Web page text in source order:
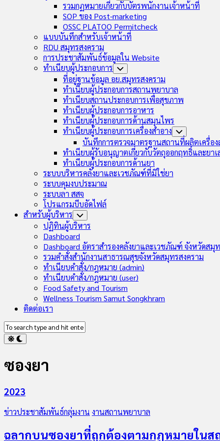
Child
Menu
รวมกฏหมายเกี่ยวกับบัตรพนักงานเจ้าหน้าที่
SOP ของ Post-marketing
OSSC PLATOO Permitcheck
แบบบันทึกสำหรับเจ้าหน้าที่
RDU สมุทรสงคราม
การประชาสัมพันธ์ข้อมูลใน Website
ทำเนียบผู้ประกอบการ Toggle
Child
Menu
ที่อยู่ฐานข้อมูล อย.สมุทรสงคราม
ทำเนียบผู้ประกอบการสถานพยาบาล
ทำเนียบสถานประกอบการเพื่อสุขภาพ
ทำเนียบผู้ประกอบการอาหาร
ทำเนียบผู้ประกอบการด้านสมุนไพร
ทำเนียบผู้ประกอบการเครื่องสำอาง Toggle
Child
Menu
บันทึกการตรวจมาตรฐานสถานที่ผลิตเครื่อง
ทำเนียบผู้รับอนุญาตเกี่ยวกับวัตถุออกฤทธิ์และยา
ทำเนียบผู้ประกอบการด้านยา
ระบบบริหารคลังยาและเวชภัณฑ์ที่มิใช่ยา
ระบบคุมงบประมาณ
ระบบลา สสจ
โปรแกรมบีบอัดไฟล์
สำหรับผู้บริหาร Toggle
Child
Menu
ปฏิทินผู้บริหาร
Dashboard
Dashboard อัตราสำรองคลังยาและเวชภัณฑ์ จังหวัดสมุ
รวมคำสั่งสำนักงานสาธารณสุขจังหวัดสมุทรสงคราม
ทำเนียบคำสั่ง/กฎหมาย (admin)
ทำเนียบคำสั่ง/กฎหมาย (user)
Food Safety and Tourism
Wellness Tourism Samut Songkhram
ติดต่อเรา
ซองยา
2023
ข่าวประชาสัมพันธ์กลุ่มงาน งานสถานพยาบาล
ฉลากบนซองยาที่ถูกต้องตามกฏหมายในส